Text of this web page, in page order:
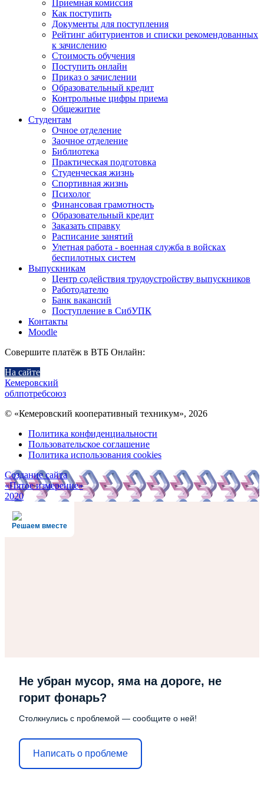
Приемная комиссия
Как поступить
Документы для поступления
Рейтинг абитуриентов и списки рекомендованных
к зачислению
Стоимость обучения
Поступить онлайн
Приказ о зачислении
Образовательный кредит
Контрольные цифры приема
Общежитие
Студентам
Очное отделение
Заочное отделение
Библиотека
Практическая подготовка
Студенческая жизнь
Спортивная жизнь
Психолог
Финансовая грамотность
Образовательный кредит
Заказать справку
Расписание занятий
Улетная работа - военная служба в войсках
беспилотных систем
Выпускникам
Центр содействия трудоустройству выпускников
Работодателю
Банк вакансий
Поступление в СибУПК
Контакты
Moodle
Совершите платёж в ВТБ Онлайн:
На сайте
Кемеровский
облпотребсоюз
© «Кемеровский кооперативный техникум», 2026
Политика конфиденциальности
Пользовательское соглашение
Политика использования cookies
Создание сайта
«Пятое измерение»
2020
Решаем вместе
Не убран мусор, яма на дороге, не
горит фонарь?
Столкнулись с проблемой — сообщите о ней!
Написать о проблеме